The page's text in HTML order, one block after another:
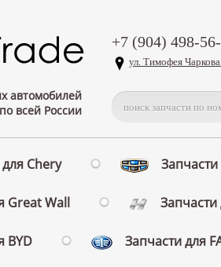
автомобилей
всей России
+7 (904) 498-
ул. Тимофея
Chery
Great Wall
BYD Запчасти для